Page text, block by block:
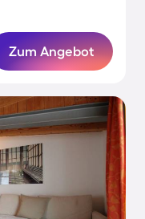
Zum Angebot